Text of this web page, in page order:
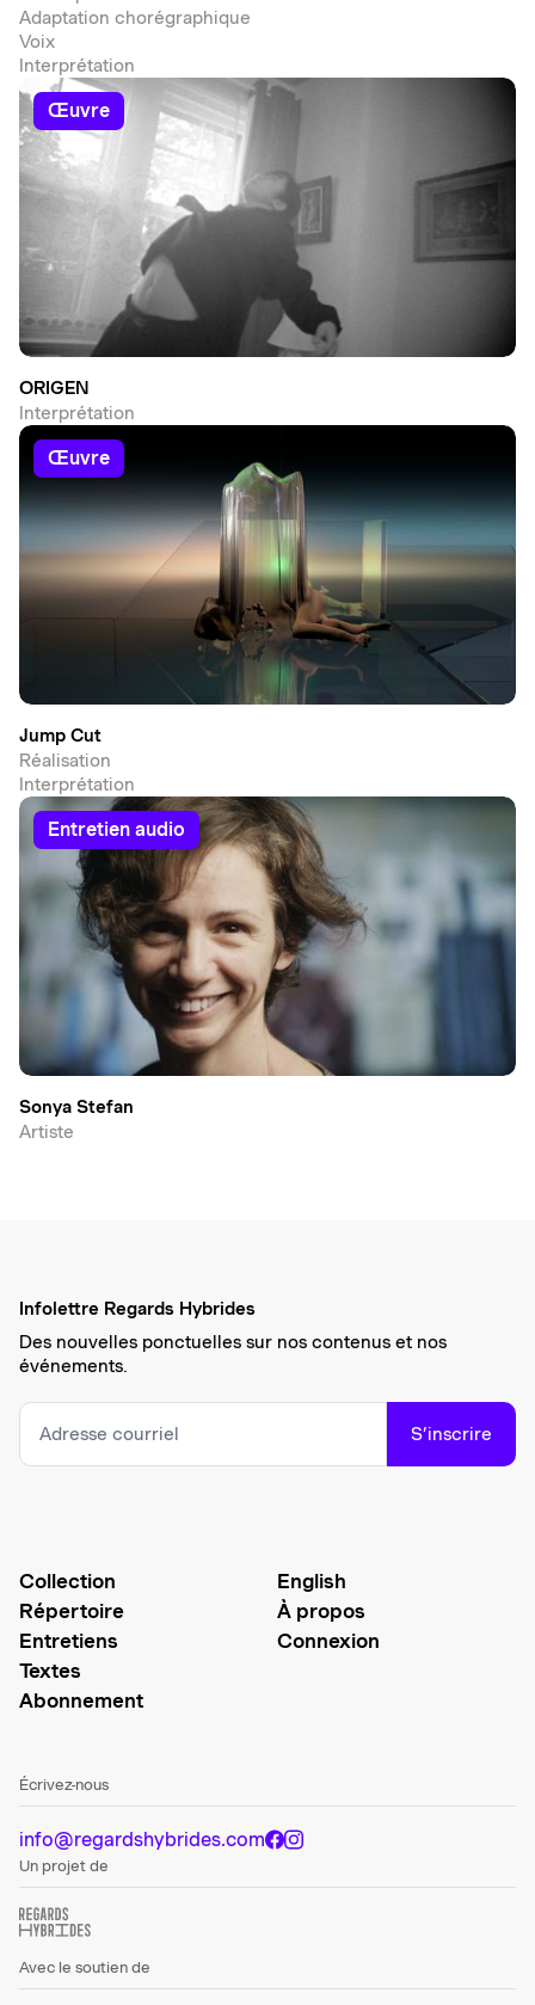
Adaptation chorégraphique
Voix
Interprétation
œuvre
ORIGEN
Interprétation
œuvre
Jump Cut
Réalisation
Interprétation
entretien audio
Sonya Stefan
Artiste
Infolettre Regards Hybrides
Des nouvelles ponctuelles sur nos contenus et nos
événements.
S’inscrire
Collection
Répertoire
Entretiens
Textes
Abonnement
English
À propos
Connexion
Écrivez-nous
info@regardshybrides.com
Un projet de
Avec le soutien de